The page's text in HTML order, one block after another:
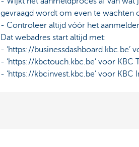
gevraagd wordt om even te wachten
- Controleer altijd vóór het
Dat webadres start altijd met:
- ‘https://businessdashboard.kbc.be’
- ‘https://kbctouch.kbc.be’ voor KBC
- ‘https://kbcinvest.kbc.be’ voor KBC